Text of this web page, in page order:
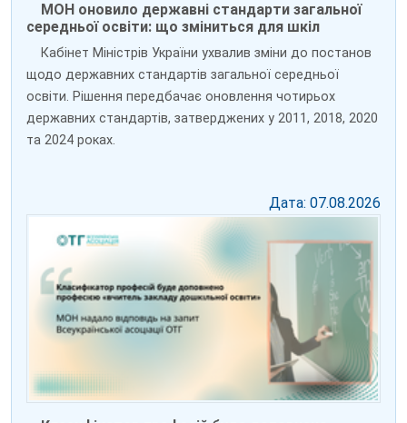
МОН оновило державні стандарти загальної
середньої освіти: що зміниться для шкіл
Кабінет Міністрів України ухвалив зміни до постанов
щодо державних стандартів загальної середньої
освіти. Рішення передбачає оновлення чотирьох
державних стандартів, затверджених у 2011, 2018, 2020
та 2024 роках.
Дата: 07.08.2026